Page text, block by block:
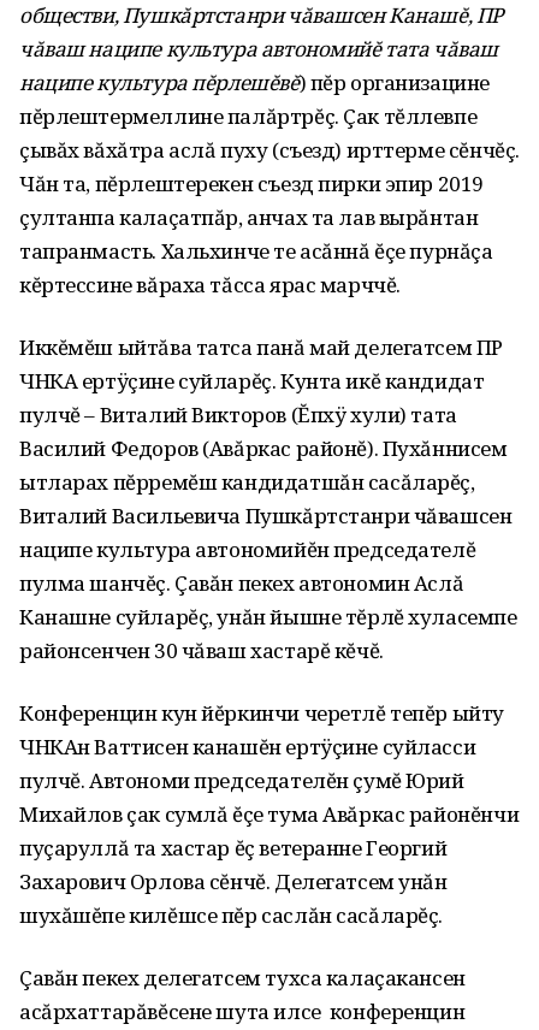
обществи, Пушкăртстанри чăвашсен Канашĕ, ПР
чăваш наципе культура автономийĕ тата чăваш
наципе культура пĕрлешĕвĕ) пĕр организацине
пĕрлештермеллине палăртрĕç. Çак тĕллевпе
çывăх вăхăтра аслă пуху (съезд) ирттерме сĕнчĕç.
Чăн та, пĕрлештерекен съезд пирки эпир 2019
çултанпа калаçатпăр, анчах та лав вырăнтан
тапранмасть. Хальхинче те асăннă ĕçе пурнăçа
кĕртессине вăраха тăсса ярас марччĕ.
Иккĕмĕш ыйтăва татса панă май делегатсем ПР
ЧНКА ертÿçине суйларĕç. Кунта икĕ кандидат
пулчĕ – Виталий Викторов (Ĕпхÿ хули) тата
Василий Федоров (Авăркас районĕ). Пухăннисем
ытларах пĕрремĕш кандидатшăн сасăларĕç,
Виталий Васильевича Пушкăртстанри чăвашсен
наципе культура автономийĕн председателĕ
пулма шанчĕç. Çавăн пекех автономин Аслă
Канашне суйларĕç, унăн йышне тĕрлĕ хуласемпе
районсенчен 30 чăваш хастарĕ кĕчĕ.
Конференцин кун йĕркинчи черетлĕ тепĕр ыйту
ЧНКАн Ваттисен канашĕн ертÿçине суйласси
пулчĕ. Автономи председателĕн çумĕ Юрий
Михайлов çак сумлă ĕçе тума Авăркас районĕнчи
пуçаруллă та хастар ĕç ветеранне Георгий
Захарович Орлова сĕнчĕ. Делегатсем унăн
шухăшĕпе килĕшсе пĕр саслăн сасăларĕç.
Çавăн пекех делегатсем тухса калаçакансен
асăрхаттарăвĕсене шута илсе конференцин